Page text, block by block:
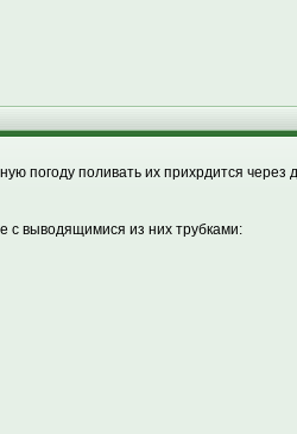
погоду поливать их прихрдится через
с выводящимися из них трубками: